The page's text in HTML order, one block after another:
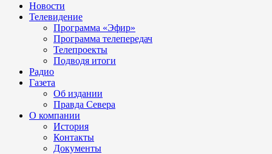
Новости
Телевидение
Программа «Эфир»
Программа телепередач
Телепроекты
Подводя итоги
Радио
Газета
Об издании
Правда Севера
О компании
История
Контакты
Документы